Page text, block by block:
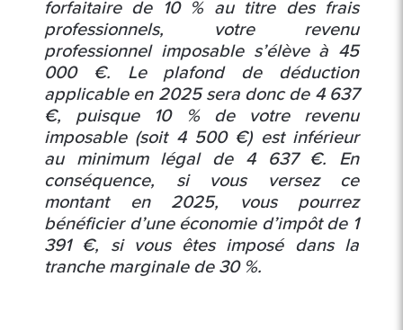
forfaitaire de 10 % au titre des frais
professionnels, votre revenu
professionnel imposable s’élève à 45
000 €. Le plafond de déduction
applicable en 2025 sera donc de 4 637
€, puisque 10 % de votre revenu
imposable (soit 4 500 €) est inférieur
au minimum légal de 4 637 €. En
conséquence, si vous versez ce
montant en 2025, vous pourrez
bénéficier d’une économie d’impôt de 1
391 €, si vous êtes imposé dans la
tranche marginale de 30 %.